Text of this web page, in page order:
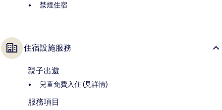
禁煙住宿
住宿設施服務
親子出遊
兒童免費入住 (見詳情)
服務項目